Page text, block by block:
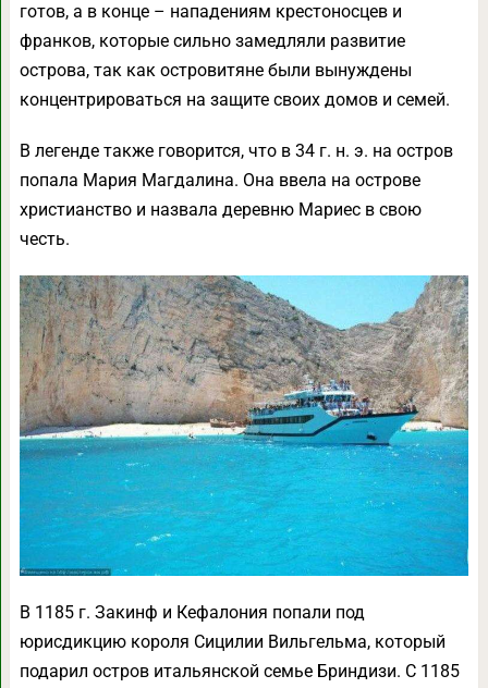
готов, а в конце – нападениям крестоносцев и
франков, которые сильно замедляли развитие
острова, так как островитяне были вынуждены
концентрироваться на защите своих домов и семей.
В легенде также говорится, что в 34 г. н. э. на остров
попала Мария Магдалина. Она ввела на острове
христианство и назвала деревню Мариес в свою
честь.
В 1185 г. Закинф и Кефалония попали под
юрисдикцию короля Сицилии Вильгельма, который
подарил остров итальянской семье Бриндизи. С 1185